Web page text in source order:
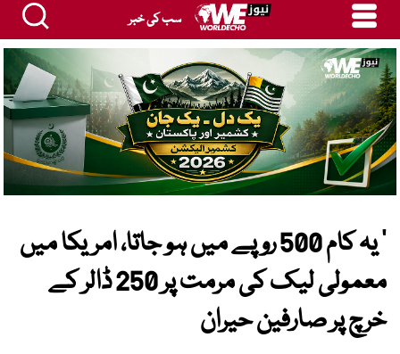
سب کی خبر
’ یہ کام 500 روپے میں ہو جاتا، امریکا میں
معمولی لیک کی مرمت پر 250 ڈالر کے
خرچ پر صارفین حیران